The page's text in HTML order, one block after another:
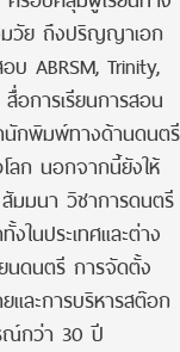
วัย ถึงปริญญาเอก
ABRSM, Trinity,
อการเรียนการสอน
นักพิมพ์ทางด้านดนตรี
ก นอกจากนี้ยังให้
มมนา วิชาการดนตรี
ในประเทศและต่าง
ยนดนตรี การจัดตั้ง
และการบริหารสต๊อก
ณ์กว่า 30 ปี